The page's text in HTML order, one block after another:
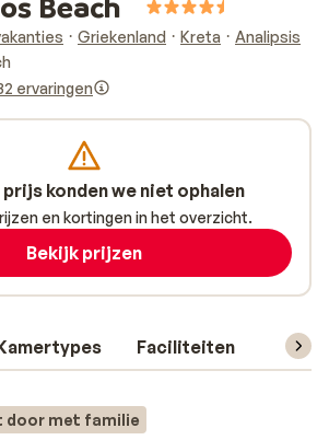
Griekenland Kreta
Analipsis
ervaringen
Faciliteiten
door met familie
prijs konden we niet ophalen
en kortingen in het overzicht.
Bekijk prijzen